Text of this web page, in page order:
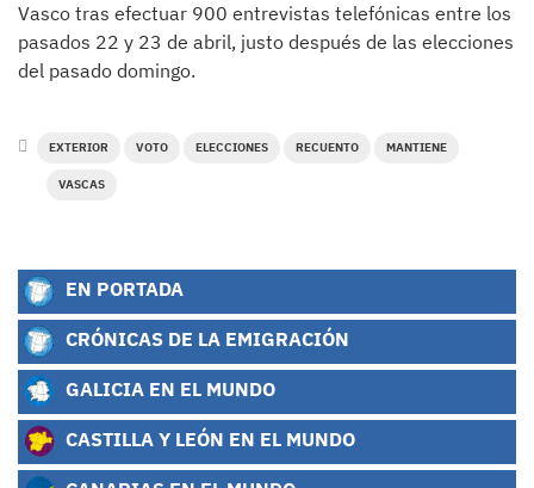
Vasco tras efectuar 900 entrevistas telefónicas entre los
pasados 22 y 23 de abril, justo después de las elecciones
del pasado domingo.
EXTERIOR VOTO ELECCIONES RECUENTO MANTIENE
VASCAS
EN PORTADA
CRÓNICAS DE LA EMIGRACIÓN
GALICIA EN EL MUNDO
CASTILLA Y LEÓN EN EL MUNDO